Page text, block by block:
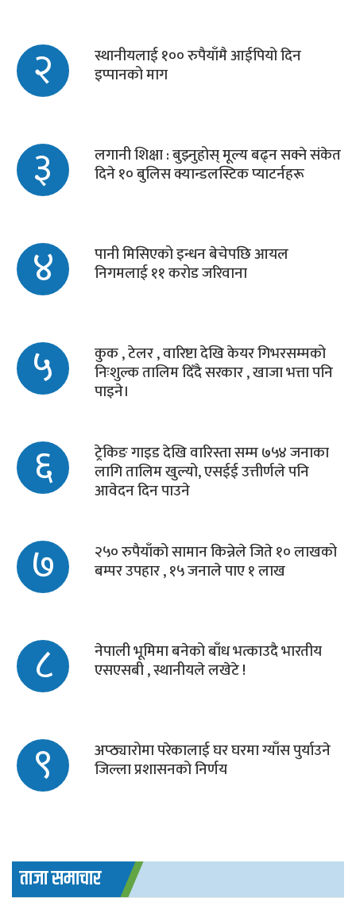
२
स्थानीयलाई १०० रुपैयाँमै आईपियो दिन
इप्पानको माग
३ लगानी शिक्षा : बुझ्नुहोस् मूल्य बढ्न सक्ने संकेत
दिने १० बुलिस क्यान्डलस्टिक प्याटर्नहरू
४ पानी मिसिएको इन्धन बेचेपछि आयल
निगमलाई ११ करोड जरिवाना
५ कुक , टेलर , वारिष्टा देखि केयर गिभरसम्मको
निःशुल्क तालिम दिँदै सरकार , खाजा भत्ता पनि
पाइने।
६ ट्रेकिङ गाइड देखि वारिस्ता सम्म ७५४ जनाका
लागि तालिम खुल्यो, एसईई उत्तीर्णले पनि
आवेदन दिन पाउने
७ २५० रुपैयाँको सामान किन्नेले जिते १० लाखको
बम्पर उपहार , १५ जनाले पाए १ लाख
८ नेपाली भूमिमा बनेको बाँध भत्काउदै भारतीय
एसएसबी , स्थानीयले लखेटे !
९ अप्ठ्यारोमा परेकालाई घर घरमा ग्याँस पुर्याउने
जिल्ला प्रशासनको निर्णय
ताजा समाचार